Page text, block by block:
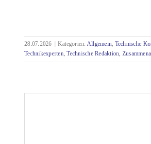
28.07.2026 Kategorien: Allgemein, Technische
Technikexperten,Technische Redaktion,